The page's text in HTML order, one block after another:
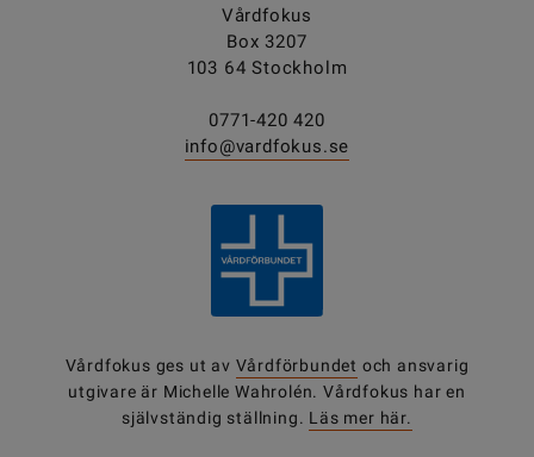
Vårdfokus
Box 3207
103 64 Stockholm
0771-420 420
info@vardfokus.se
Vårdfokus ges ut av Vårdförbundet och ansvarig
utgivare är Michelle Wahrolén. Vårdfokus har en
självständig ställning. Läs mer här.